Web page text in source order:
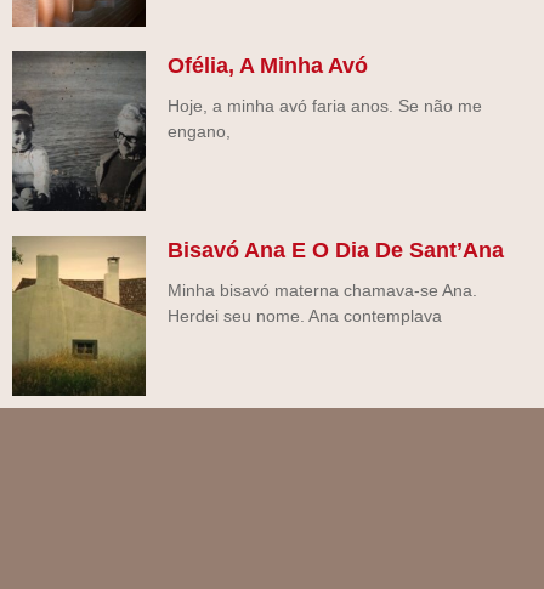
Ofélia, A Minha Avó
Hoje, a minha avó faria anos. Se não me
engano,
Bisavó Ana E O Dia De Sant’Ana
Minha bisavó materna chamava-se Ana.
Herdei seu nome. Ana contemplava